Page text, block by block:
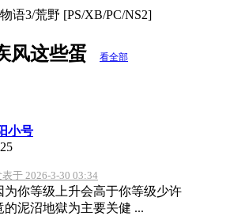
语3/荒野 [PS/XB/PC/NS2]
风这些蛋 看全部
小号
表于 2026-3-30 03:34
为你等级上升会高于你等级少许
的泥沼地獄为主要关健 ...